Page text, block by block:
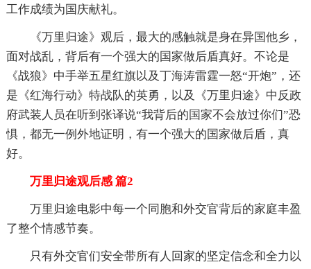
工作成绩为国庆献礼。
《万里归途》观后，最大的感触就是身在异国他乡，
面对战乱，背后有一个强大的国家做后盾真好。不论是
《战狼》中手举五星红旗以及丁海涛雷霆一怒“开炮”，还
是《红海行动》特战队的英勇，以及《万里归途》中反政
府武装人员在听到张译说“我背后的国家不会放过你们”恐
惧，都无一例外地证明，有一个强大的国家做后盾，真
好。
万里归途观后感 篇2
万里归途电影中每一个同胞和外交官背后的家庭丰盈
了整个情感节奏。
只有外交官们安全带所有人回家的坚定信念和全力以